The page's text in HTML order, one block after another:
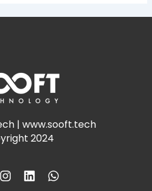
| www.sooft.tech
2024
I
n
L
i
W
h